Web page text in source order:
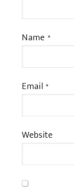
Name *
Email*
Website